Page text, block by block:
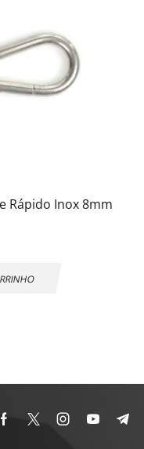
Rápido Inox 8mm